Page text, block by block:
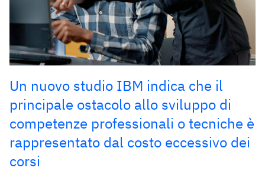
Un nuovo studio IBM indica che il
principale ostacolo allo sviluppo di
competenze professionali o tecniche è
rappresentato dal costo eccessivo dei
corsi